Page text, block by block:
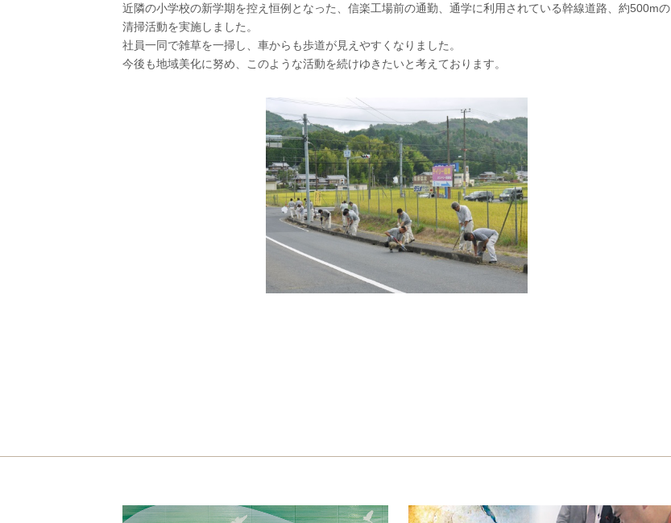
近隣の小学校の新学期を控え恒例となった、信楽工場前の通勤、通学に利用されている幹線道路、約500mの
清掃活動を実施しました。
社員一同で雑草を一掃し、車からも歩道が見えやすくなりました。
今後も地域美化に努め、このような活動を続けゆきたいと考えております。